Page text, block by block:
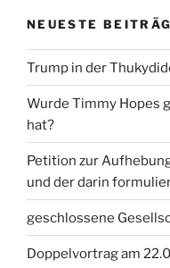
NEUESTE
Trump in der
Wurde Timmy Hopes
hat?
Petition zur
und der darin
geschlossene
Doppelvortrag am